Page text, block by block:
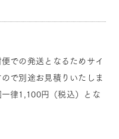
での発送となるためサイ
で別途お見積りいたしま
律1,100円（税込）とな